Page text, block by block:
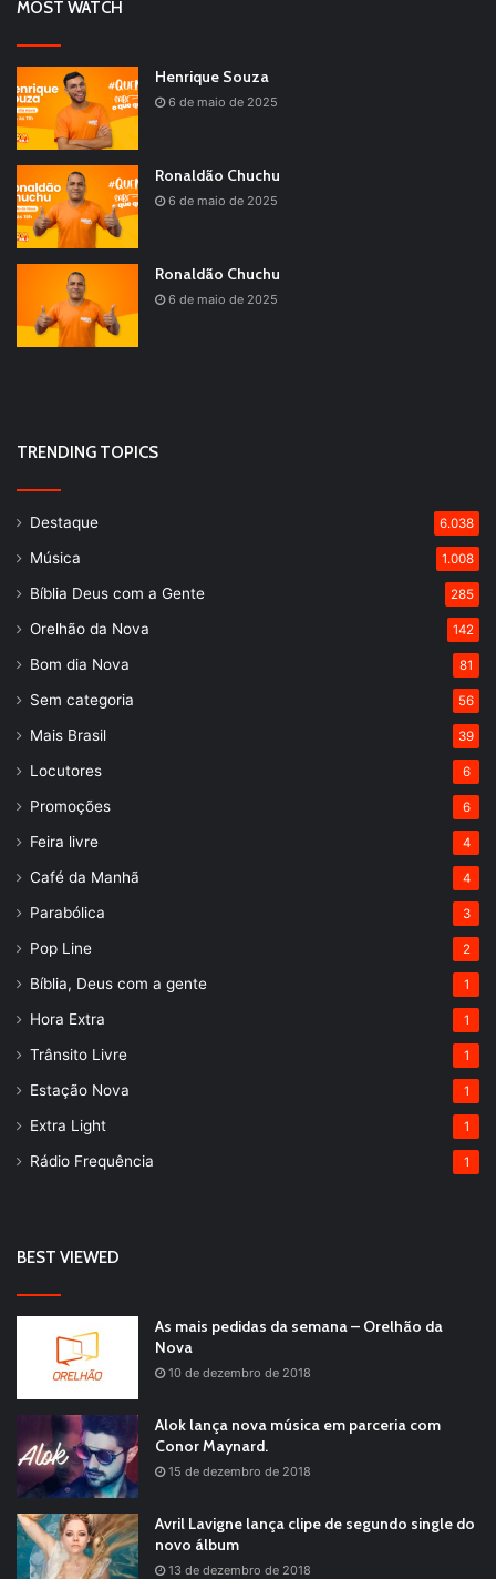
MOST WATCH
Henrique Souza
6 de maio de 2025
Ronaldão Chuchu
6 de maio de 2025
Ronaldão Chuchu
6 de maio de 2025
TRENDING TOPICS
Destaque 6.038
Música 1.008
Bíblia Deus com a Gente 285
Orelhão da Nova 142
Bom dia Nova 81
Sem categoria 56
Mais Brasil 39
Locutores 6
Promoções 6
Feira livre 4
Café da Manhã 4
Parabólica 3
Pop Line 2
Bíblia, Deus com a gente 1
Hora Extra 1
Trânsito Livre 1
Estação Nova 1
Extra Light 1
Rádio Frequência 1
BEST VIEWED
As mais pedidas da semana – Orelhão da
Nova
10 de dezembro de 2018
Alok lança nova música em parceria com
Conor Maynard.
15 de dezembro de 2018
Avril Lavigne lança clipe de segundo single do
novo álbum
13 de dezembro de 2018